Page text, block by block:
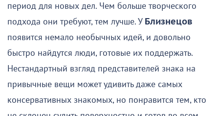
период для новых дел. Чем больше творческого
подхода они требуют, тем лучше. У Близнецов
появится немало необычных идей, и довольно
быстро найдутся люди, готовые их поддержать.
Нестандартный взгляд представителей знака на
привычные вещи может удивить даже самых
консервативных знакомых, но понравится тем, кто